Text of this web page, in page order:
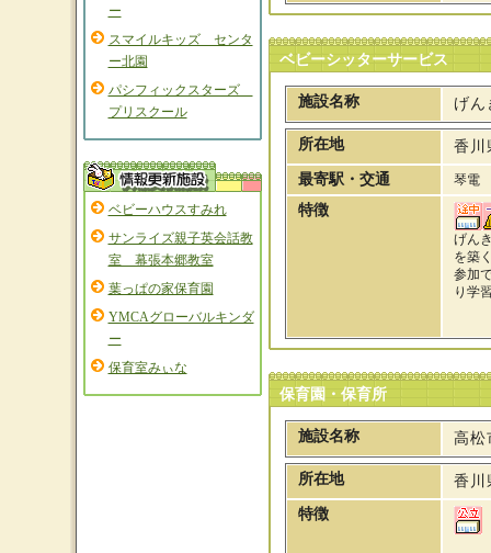
ー
スマイルキッズ センタ
ー北園
パシフィックスターズ
プリスクール
ベビーハウスすみれ
サンライズ親子英会話教
室 幕張本郷教室
葉っぱの家保育園
YMCAグローバルキンダ
ー
保育室みぃな
ベビーシッターサービス
施設名称 げん
所在地
香川
最寄駅・交通
琴電
特徴
げん
を築
参加
り学
保育園・保育所
施設名称 高
所在地
香川
特徴